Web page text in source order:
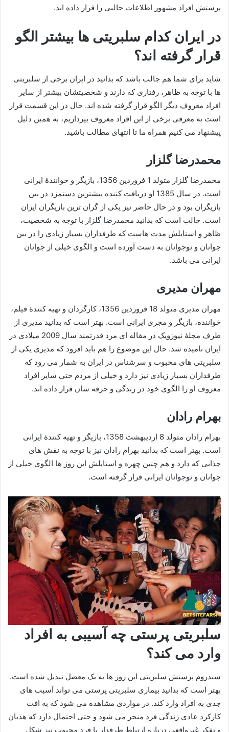
پرستش افراد مشهور اطلاعات جالبی را قرار داده اند.
در ایران کدام سلبریتی ها بیشتر الگو
قرار گرفته اند؟
شاید برای شما هم جالب باشد که بدانید در ایران برخی از سلبریتی
ها با توجه به ظاهر، رفتاری که دارند و شخصیتشان بیشتر از سایر
افراد معروف دیگر الگو قرار گرفته شده اند. حال در این قسمت قرار
است به معرفی برخی از این افراد معروف بپردازیم، به همین دلیل
پیشنهاد می کنیم همراه ما تا انتهای مطالب باشید.
محمدرضا گلزار
محمدرضا گلزار متولد 1 فروردین 1356، بازیگر و خوانندهٔ ایرانی
است. در سال 1385 او دریافت‌ کننده بیشترین دستمزد در بین
بازیگران بود و در حال حاضر نیز یکی از گران‌ ترین بازیگران ایران
است. جالب است که بدانید محمدرضا گلزار با توجه به شخصیت،
ظاهر و استایلش مدت هاست که طرفداران بسیار زیادی را در بین
جوانان و نوجوانان به دست آورده است و الگوی خیلی از جوانان
ایرانی می باشد.
مهران مدیری
مهران مدیری متولد 18 فروردین 1356، کارگردان و تهیه‌ کنندهٔ فیلم،
خواننده، بازیگر و مجری ایرانی است. بهتر است که بدانید مدیری از
طرف مجلهٔ نیوزویک در مقاله‌ ای مرد قدرتمند سال 2009 میلادی در
ایران نامیده شد. حال این موضوع را هم باید افزود که مدیری یکی از
سلبریتی های محبوب و سرشناس در ایران به شمار می‌ رود که
طرفداران بسیار زیادی نیز دارد و خیلی از مردم حتی سایر افراد
معروف او را الگوی خود در زندگی و حرفه شان قرار داده اند.
بهرام رادان
بهرام رادان متولد 8 اردیبهشت 1358، بازیگر و تهیه‌ کنندهٔ ایرانی
است. بهتر است که بدانید بهرام رادان نیز با توجه به نقش های
جذابی که دارد و هم چنین چهره و استایلش این روز ها الگوی خیلی از
جوانان و نوجوانان ایرانی قرار گرفته است.
سلبریتی پرستی چه آسیبی به افراد
وارد می کند؟
سندروم پرستش سلبریتی این روز ها به یک معضل تبدیل شده است.
بهتر است که بدانید بیماری سلبریتی پرستی می تواند آسیب های
جدی به افراد وارد کند. در مواردی مشاهده می شود که به افت
کارکرد عادی زندگی فرد منجر می‌ شود و حتی احتمال دارد که هذیان
و تفکر غیرواقعی درباره ارتباط طرفدار با فرد محبوب نیز شکل